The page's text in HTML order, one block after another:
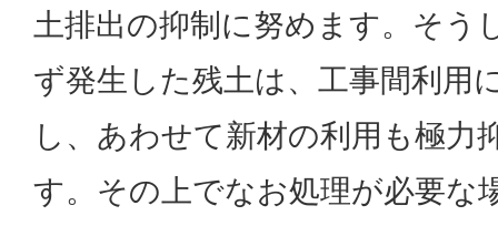
土排出の抑制に努めます。そう
ず発生した残土は、工事間利用
し、あわせて新材の利用も極力
す。その上でなお処理が必要な